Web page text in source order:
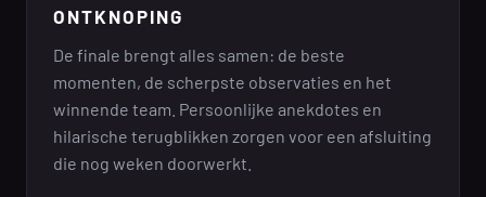
ONTKNOPING
De finale brengt alles samen: de beste
momenten, de scherpste observaties en het
winnende team. Persoonlijke anekdotes en
hilarische terugblikken zorgen voor een afsluiting
die nog weken doorwerkt.